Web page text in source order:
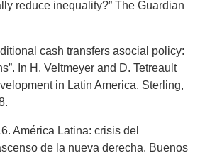
reduce inequality?” The Guardian
cash transfers asocial policy:
In H. Veltmeyer and D. Tetreault
in Latin America. Sterling,
América Latina: crisis del
de la nueva derecha. Buenos